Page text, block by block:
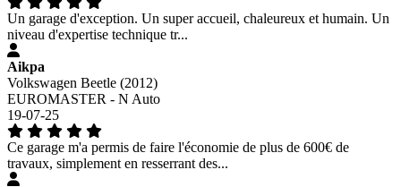
Un garage d'exception. Un super accueil, chaleureux et humain. Un
niveau d'expertise technique tr...
Aikpa
Volkswagen Beetle (2012)
EUROMASTER - N Auto
19-07-25
Ce garage m'a permis de faire l'économie de plus de 600€ de
travaux, simplement en resserrant des...